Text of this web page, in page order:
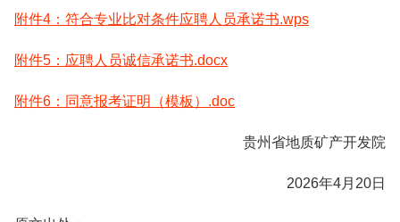
附件4：符合专业比对条件应聘人员承诺书.wps
附件5：应聘人员诚信承诺书.docx
附件6：同意报考证明（模板）.doc
贵州省地质矿产开发院
2026年4月20日